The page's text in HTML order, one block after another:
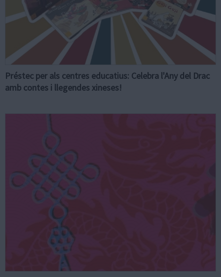
Préstec per als centres educatius: Celebra l'Any del Drac
amb contes i llegendes xineses!